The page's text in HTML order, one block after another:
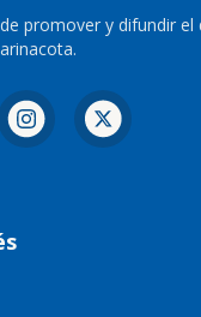
promover y difundir el
Instagram
X